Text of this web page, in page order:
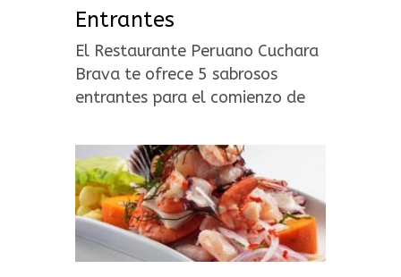
Entrantes
El Restaurante Peruano Cuchara
Brava te ofrece 5 sabrosos
entrantes para el comienzo de
peruana.